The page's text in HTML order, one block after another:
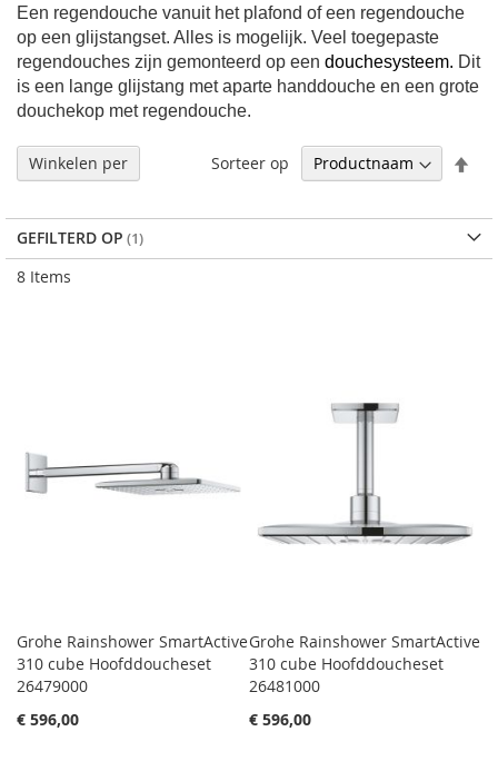
Een regendouche vanuit het plafond of een regendouche
op een glijstangset. Alles is mogelijk. Veel toegepaste
regendouches zijn gemonteerd op een douchesysteem. Dit
is een lange glijstang met aparte handdouche en een grote
douchekop met regendouche.
8 Items
Sorteer op
Grohe Rainshower SmartActive
310 cube Hoofddoucheset
26479000
€ 596,00
Grohe Rainshower SmartActive
310 cube Hoofddoucheset
26481000
€ 596,00
Winkelen per
GEFILTERD OP